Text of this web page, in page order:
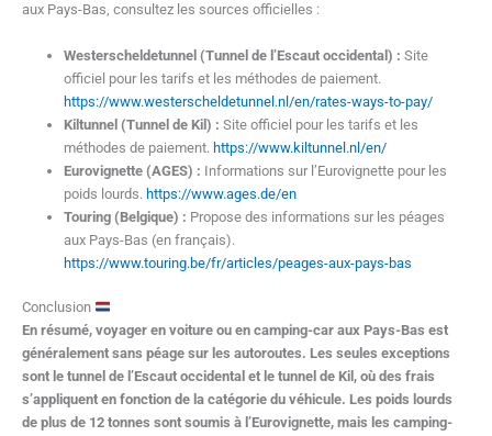
aux Pays-Bas, consultez les sources officielles :
Westerscheldetunnel (Tunnel de l’Escaut occidental) : Site
officiel pour les tarifs et les méthodes de paiement.
https://www.westerscheldetunnel.nl/en/rates-ways-to-pay/
Kiltunnel (Tunnel de Kil) : Site officiel pour les tarifs et les
méthodes de paiement. https://www.kiltunnel.nl/en/
Eurovignette (AGES) : Informations sur l’Eurovignette pour les
poids lourds. https://www.ages.de/en
Touring (Belgique) : Propose des informations sur les péages
aux Pays-Bas (en français).
https://www.touring.be/fr/articles/peages-aux-pays-bas
Conclusion
En résumé, voyager en voiture ou en camping-car aux Pays-Bas est
généralement sans péage sur les autoroutes. Les seules exceptions
sont le tunnel de l’Escaut occidental et le tunnel de Kil, où des frais
s’appliquent en fonction de la catégorie du véhicule. Les poids lourds
de plus de 12 tonnes sont soumis à l’Eurovignette, mais les camping-